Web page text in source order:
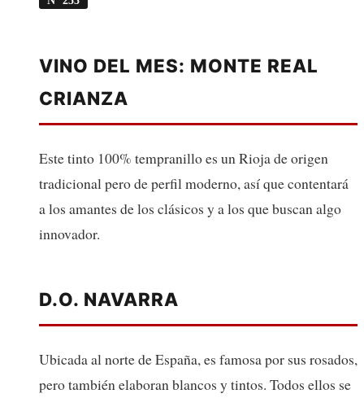
VINO DEL MES: MONTE REAL
CRIANZA
Este tinto 100% tempranillo es un Rioja de origen
tradicional pero de perfil moderno, así que contentará
a los amantes de los clásicos y a los que buscan algo
innovador.
D.O. NAVARRA
Ubicada al norte de España, es famosa por sus rosados,
pero también elaboran blancos y tintos. Todos ellos se